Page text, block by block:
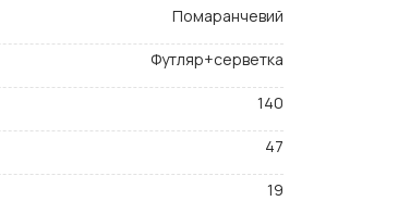
Помаранчевий
Футляр+серветка
140
47
19